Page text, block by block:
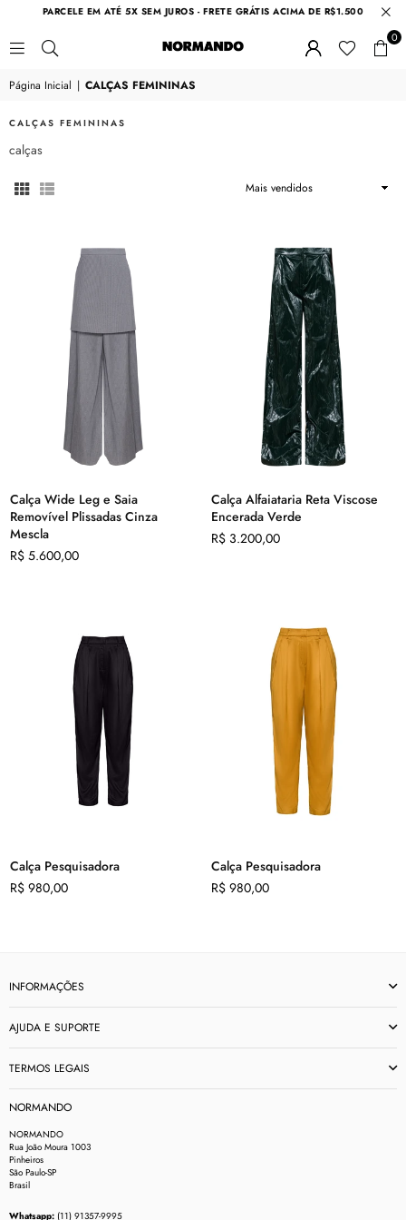
PARCELE EM ATÉ 5X SEM JUROS - FRETE GRÁTIS ACIMA DE R$1.500
NORMANDO
0
Página Inicial | CALÇAS FEMININAS
CALÇAS FEMININAS
calças
Ordenar
Calça Wide Leg e Saia
Removível Plissadas Cinza
Mescla
Preço
R$ 5.600,00
Calça Alfaiataria Reta Viscose
Encerada Verde
Preço
R$ 3.200,00
Calça Pesquisadora
Preço
R$ 980,00
Calça Pesquisadora
Preço
R$ 980,00
INFORMAÇÕES
AJUDA E SUPORTE
TERMOS LEGAIS
NORMANDO
NORMANDO
Rua João Moura 1003
Pinheiros
São Paulo-SP
Brasil
Whatsapp: (11) 91357-9995